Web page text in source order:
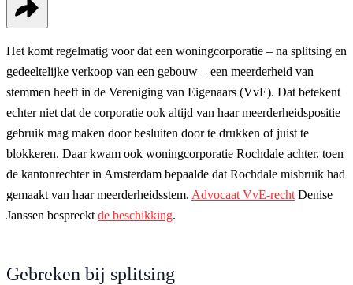
Het komt regelmatig voor dat een woningcorporatie – na splitsing en
gedeeltelijke verkoop van een gebouw – een meerderheid van
stemmen heeft in de Vereniging van Eigenaars (VvE). Dat betekent
echter niet dat de corporatie ook altijd van haar meerderheidspositie
gebruik mag maken door besluiten door te drukken of juist te
blokkeren. Daar kwam ook woningcorporatie Rochdale achter, toen
de kantonrechter in Amsterdam bepaalde dat Rochdale misbruik had
gemaakt van haar meerderheidsstem. Advocaat VvE-recht Denise
Janssen bespreekt de beschikking.
Gebreken bij splitsing